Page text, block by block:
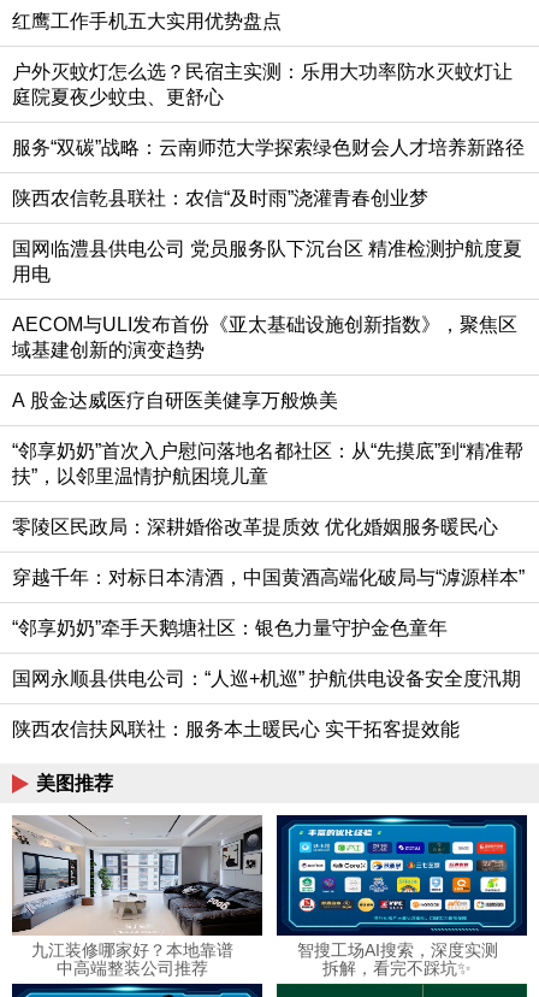
红鹰工作手机五大实用优势盘点
户外灭蚊灯怎么选？民宿主实测：乐用大功率防水灭蚊灯让
庭院夏夜少蚊虫、更舒心
服务“双碳”战略：云南师范大学探索绿色财会人才培养新路径
陕西农信乾县联社：农信“及时雨”浇灌青春创业梦
国网临澧县供电公司 党员服务队下沉台区 精准检测护航度夏
用电
AECOM与ULI发布首份《亚太基础设施创新指数》，聚焦区
域基建创新的演变趋势
A 股金达威医疗自研医美健享万般焕美
“邻享奶奶”首次入户慰问落地名都社区：从“先摸底”到“精准帮
扶”，以邻里温情护航困境儿童
零陵区民政局：深耕婚俗改革提质效 优化婚姻服务暖民心
穿越千年：对标日本清酒，中国黄酒高端化破局与“滹源样本”
“邻享奶奶”牵手天鹅塘社区：银色力量守护金色童年
国网永顺县供电公司：“人巡+机巡” 护航供电设备安全度汛期
陕西农信扶风联社：服务本土暖民心 实干拓客提效能
美图推荐
九江装修哪家好？本地靠谱
中高端整装公司推荐
智搜工场AI搜索，深度实测
拆解，看完不踩坑✨